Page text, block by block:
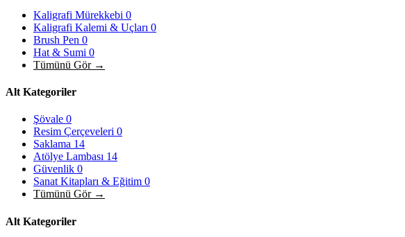
Kaligrafi Mürekkebi 0
Kaligrafi Kalemi & Uçları 0
Brush Pen 0
Hat & Sumi 0
Tümünü Gör →
Alt Kategoriler
Şövale 0
Resim Çerçeveleri 0
Saklama 14
Atölye Lambası 14
Güvenlik 0
Sanat Kitapları & Eğitim 0
Tümünü Gör →
Alt Kategoriler